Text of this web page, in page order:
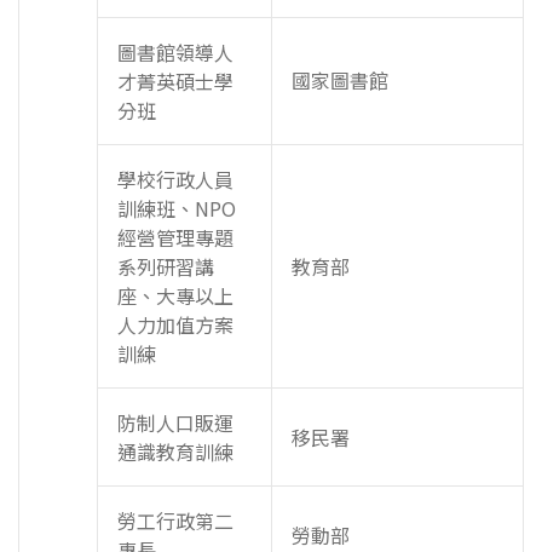
圖書館領導人
才菁英碩士學
分班
國家圖書館
學校行政人員
訓練班、NPO
經營管理專題
系列研習講
座、大專以上
人力加值方案
訓練
教育部
防制人口販運
通識教育訓練
移民署
勞工行政第二
勞動部